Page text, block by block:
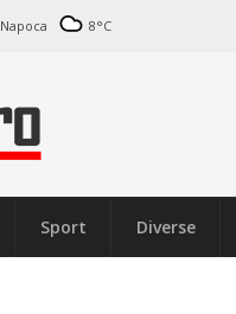
8°C
Sport Diverse